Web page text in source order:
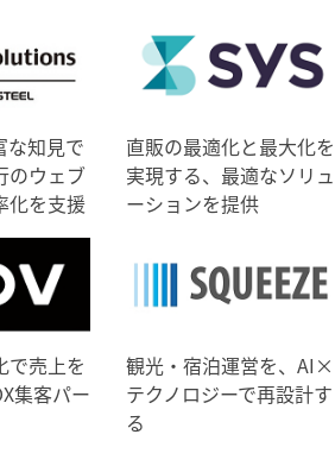
な知見で
のウェブ
化を支援
直販の最適化と最大化を
実現する、最適なソリュ
ーションを提供
で売上を
集客パー
観光・宿泊運営を、AI×
テクノロジーで再設計す
る